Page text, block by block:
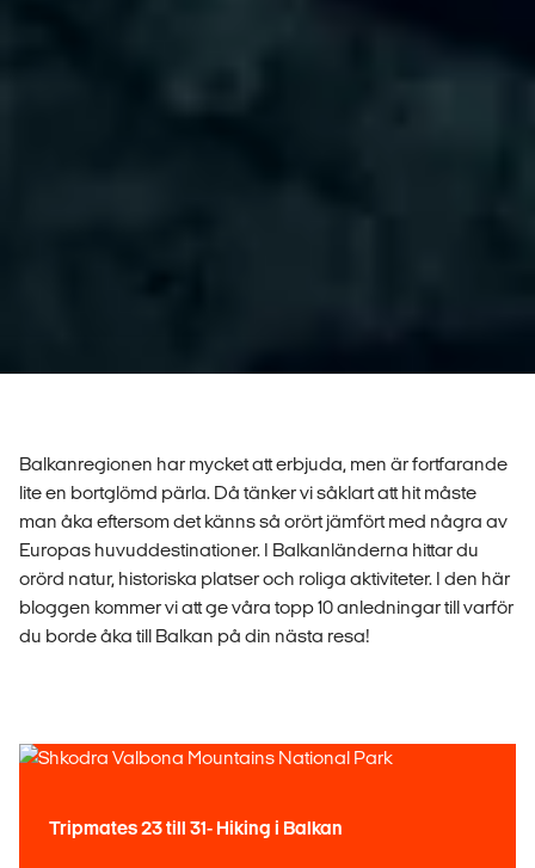
Balkanregionen har mycket att erbjuda, men är fortfarande
lite en bortglömd pärla. Då tänker vi såklart att hit måste
man åka eftersom det känns så orört jämfört med några av
Europas huvuddestinationer. I Balkanländerna hittar du
orörd natur, historiska platser och roliga aktiviteter. I den här
bloggen kommer vi att ge våra topp 10 anledningar till varför
du borde åka till Balkan på din nästa resa!
Tripmates 23 till 31- Hiking i Balkan